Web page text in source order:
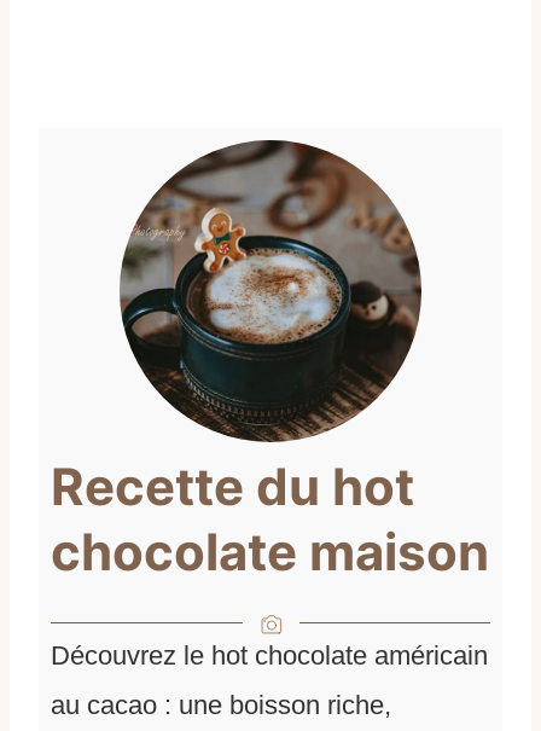
Recette du hot
chocolate maison
Découvrez le hot chocolate américain
au cacao : une boisson riche,